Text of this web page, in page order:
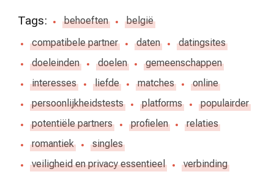
Tags: behoeften
belgië
compatibele partner
daten
datingsites
doeleinden
doelen
gemeenschappen
interesses
liefde matches
online
persoonlijkheidstests
platforms
populairder
potentiële partners
profielen
relaties
romantiek
singles
veiligheid en privacy essentieel
verbinding